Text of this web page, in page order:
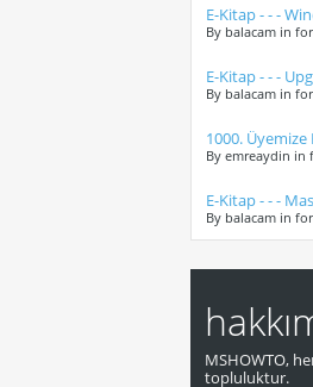
E-Kitap - - -
By balacam in
E-Kitap - - -
By balacam in
1000.
By emreaydin in
E-Kitap - - -
By balacam in
MSHOWTO,
topluluktur.